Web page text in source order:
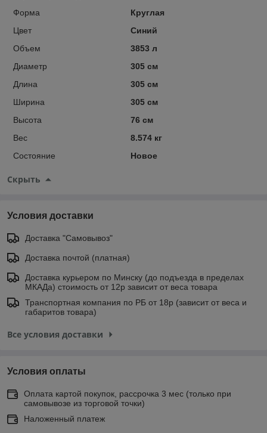
Форма
Круглая
Цвет
Синий
Объем
3853 л
Диаметр
305 см
Длина
305 см
Ширина
305 см
Высота
76 см
Вес
8.574 кг
Состояние
Новое
Скрыть
Условия доставки
Доставка "Самовывоз"
Доставка почтой (платная)
Доставка курьером по Минску (до подъезда в пределах
МКАДа) стоимость от 12р зависит от веса товара
Транспортная компания по РБ от 18р (зависит от веса и
габаритов товара)
Все условия доставки
Условия оплаты
Оплата картой покупок, рассрочка 3 мес (только при
самовывозе из торговой точки)
Наложенный платеж